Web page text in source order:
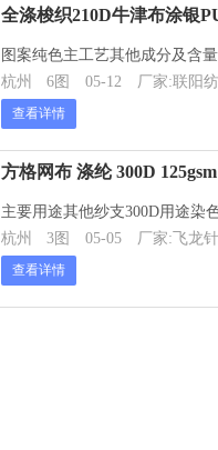
全涤梭织210D牛津布涂银
图案纯色主工艺其他成分及含
杭州
6图 05-12 厂家:联阳
查看详情
方格网布 涤纶 300D 125gsm
主要用途其他纱支300D用途染
杭州
3图 05-05 厂家:飞龙
查看详情